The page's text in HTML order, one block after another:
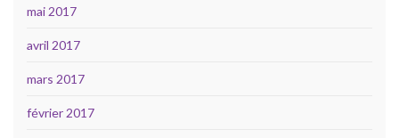
mai 2017
avril 2017
mars 2017
février 2017